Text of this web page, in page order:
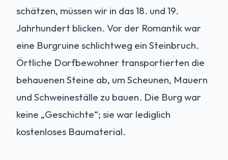
schätzen, müssen wir in das 18. und 19.
Jahrhundert blicken. Vor der Romantik war
eine Burgruine schlichtweg ein Steinbruch.
Örtliche Dorfbewohner transportierten die
behauenen Steine ab, um Scheunen, Mauern
und Schweineställe zu bauen. Die Burg war
keine „Geschichte“; sie war lediglich
kostenloses Baumaterial.